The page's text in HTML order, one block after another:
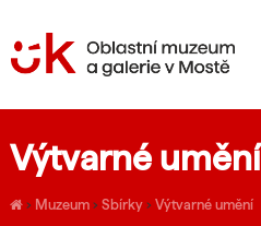
Výtvarné umění
› Muzeum› Sbírky› Výtvarné umění